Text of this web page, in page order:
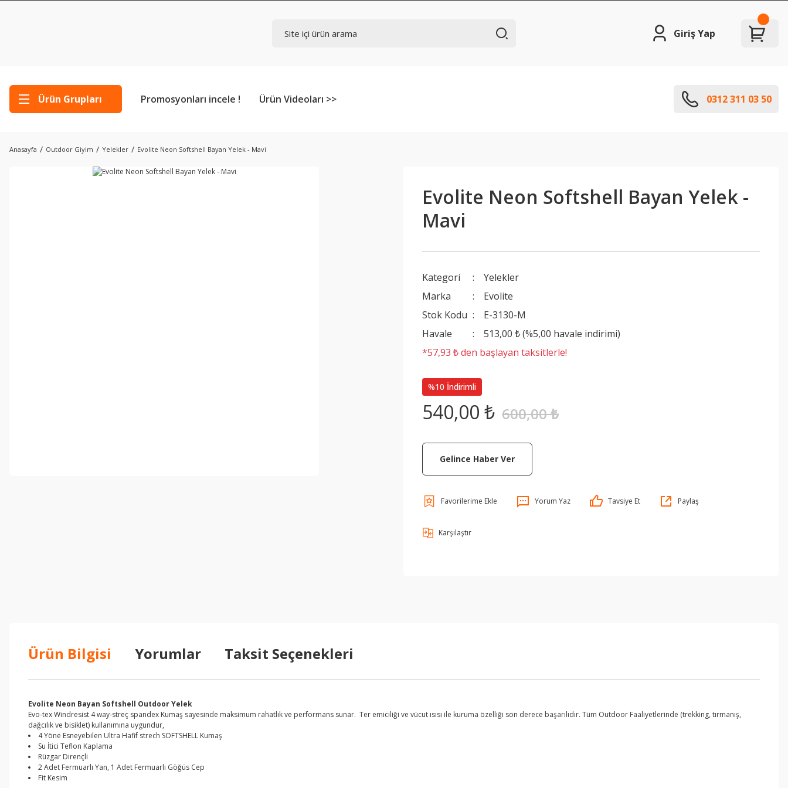
Giriş Yap
Ürün Grupları Promosyonları incele ! Ürün Videoları >> 0312 311 03 50
Anasayfa Outdoor Giyim Yelekler Evolite Neon Softshell Bayan Yelek - Mavi
Evolite Neon Softshell Bayan Yelek -
Mavi
Kategori
Yelekler
Marka
Evolite
Stok Kodu
E-3130-M
Havale
513,00 ₺ (%5,00 havale indirimi)
*57,93 ₺ den başlayan taksitlerle!
%10 İndirimli
540,00 ₺ 600,00 ₺
Gelince Haber Ver
Yorum Yaz Tavsiye Et Paylaş
Karşılaştır
Ürün Bilgisi Yorumlar Taksit Seçenekleri
Evolite Neon Bayan Softshell Outdoor Yelek
Evo-tex Windresist 4 way-streç spandex Kumaş sayesinde maksimum rahatlık ve performans sunar. Ter emiciliği ve vücut ısısı ile kuruma özelliği son derece başarılıdır. Tüm Outdoor Faaliyetlerinde (trekking, tırmanış,
dağcılık ve bisiklet) kullanımına uygundur,
4 Yöne Esneyebilen Ultra Hafif strech SOFTSHELL Kumaş
Su İtici Teflon Kaplama
Rüzgar Dirençli
2 Adet Fermuarlı Yan, 1 Adet Fermuarlı Göğüs Cep
Fit Kesim